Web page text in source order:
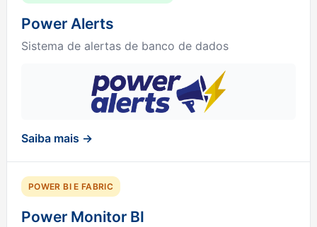
Power Alerts
Sistema de alertas de banco de dados
Saiba mais →
POWER BI E FABRIC
Power Monitor BI